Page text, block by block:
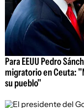
Para EEUU Pedro
migratorio en Ceuta:
su pueblo"